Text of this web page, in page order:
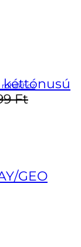
ruhákhoz
kéttónusú
Ft
GEO